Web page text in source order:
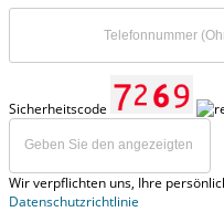
Sicherheitscode
Wir verpflichten uns, Ihre
Datenschutzrichtlinie